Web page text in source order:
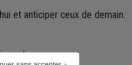
et anticiper ceux de demain.